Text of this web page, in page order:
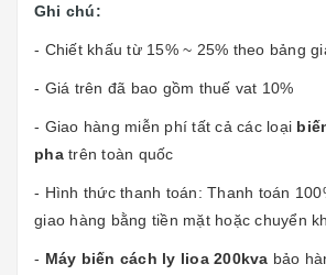
Ghi chú:
- Chiết khấu từ 15% ~ 25% theo bảng
- Giá trên đã bao gồm thuế vat 10%
- Giao hàng miễn phí tất cả các loại
phatrên toàn quốc
- Hình thức thanh toán: Thanh toán
giao hàng bằng tiền mặt hoặc chuyển
- Máy biến cách ly lioa 200kva bảo